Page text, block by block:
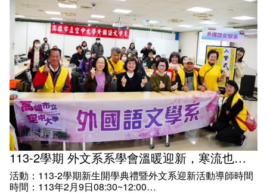
課程規劃，並探討高齡學習者在網路與實體課程間的學習安
排。校長陳月端親自接見，外文系系主任何妤蓁副教授、研
發長李友煌、學習指導中心主任許介星多位主管陪同表示歡
迎。
為善盡待客之道，本校特別倚重本系日文組蕭宜菁老師的日
語專業，特聘請蕭老師擔任全程日文翻譯官，蕭老師的日語
專業與精通，事前協助文件、簡報等資料文字翻譯，對促成
今天國際交流活動的成功，功不可沒。外文系系學會會長邱
宏洋,以及日文組莊婷溱和張翠華學員全程參與交流，展現
本校外文系日語教學成果。
日本放送大學與高雄市立空中大學皆致力於推動遠距教育與
終身學習，雙方在交流中針對開放教育的實施經驗、學習支
持系統、課外活動規劃等議題進行深入討論，並分享了如何
因應高齡學習者需求的相關措施。透過此次交流，雙方期望
能進一步加深合作，共同推動遠距教育的發展。
113-2學期 外文系系學會溫暖迎新，寒流也底擋不住我們的熱情
活動：113-2學期新生開學典禮暨外文系迎新活動導師時間
時間：113年2月9日08:30~12:00